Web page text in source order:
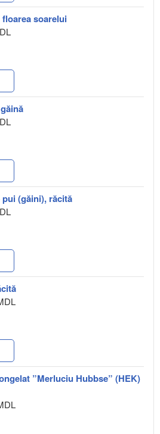
soarelui
(găini), răcită
”Merluciu Hubbse” (HEK)